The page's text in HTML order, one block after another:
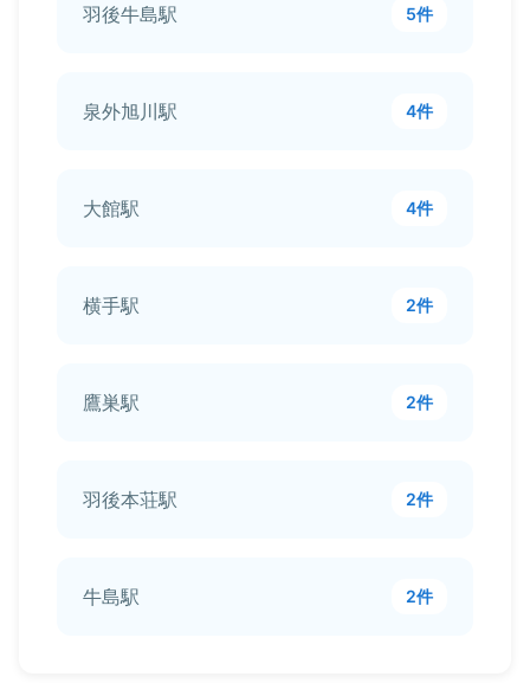
羽後牛島駅 5件
泉外旭川駅 4件
大館駅 4件
横手駅 2件
鷹巣駅 2件
羽後本荘駅 2件
牛島駅 2件